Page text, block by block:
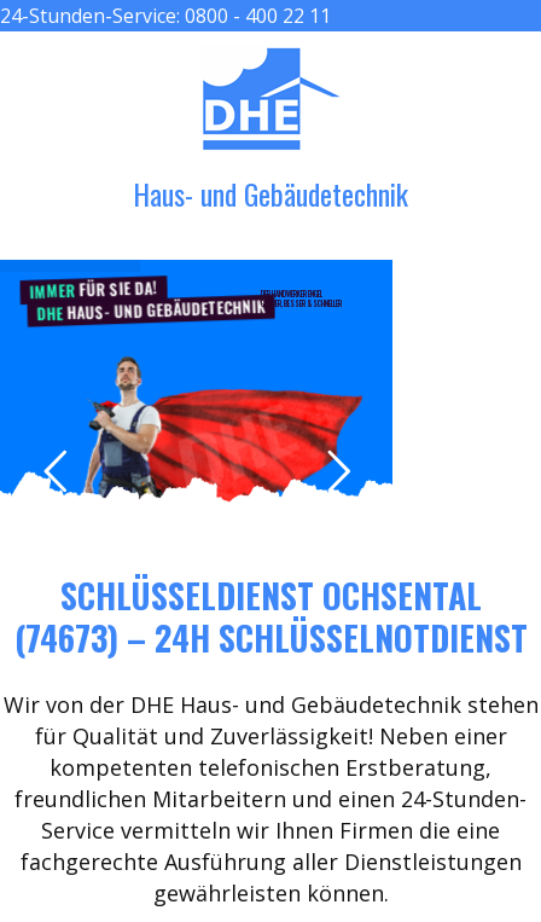
24-Stunden-Service: 0800 - 400 22 11
Haus- und Gebäudetechnik
IMMERFÜR SIE DA!
DHEHAUS- UND GEBÄUDETECHNIK
DER HANDWERKER ENGEL
GRÖßER, BESSER & SCHNELLER
SCHLÜSSELDIENST OCHSENTAL
(74673) – 24H SCHLÜSSELNOTDIENST
Wir von der DHE Haus- und Gebäudetechnik stehen
für Qualität und Zuverlässigkeit! Neben einer
kompetenten telefonischen Erstberatung,
freundlichen Mitarbeitern und einen 24-Stunden-
Service vermitteln wir Ihnen Firmen die eine
fachgerechte Ausführung aller Dienstleistungen
gewährleisten können.